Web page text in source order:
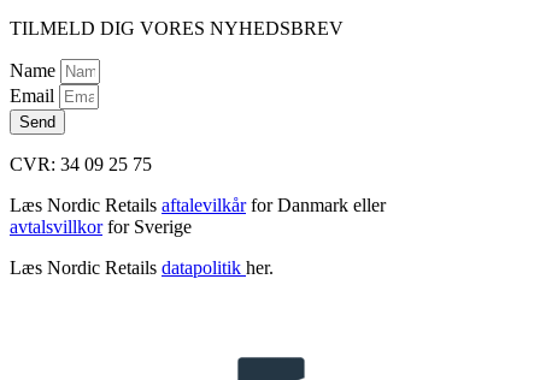
TILMELD DIG VORES NYHEDSBREV
Name
Email
Send
CVR: 34 09 25 75
Læs Nordic Retails aftalevilkårfor Danmark eller
avtalsvillkorfor Sverige
Læs Nordic Retails datapolitik her.